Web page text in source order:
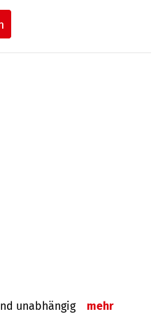
unabhängig mehr